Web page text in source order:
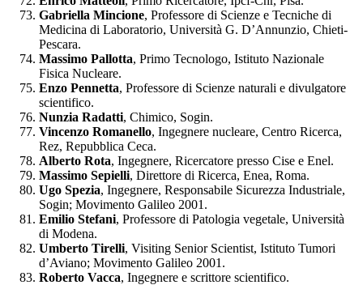
Gabriella Mincione, Professore di Scienze e Tecniche di
Medicina di Laboratorio, Università G. D’Annunzio, Chieti-
Pescara.
Massimo Pallotta, Primo Tecnologo, Istituto Nazionale
Fisica Nucleare.
Enzo Pennetta, Professore di Scienze naturali e divulgatore
scientifico.
Nunzia Radatti, Chimico, Sogin.
Vincenzo Romanello, Ingegnere nucleare, Centro Ricerca,
Rez, Repubblica Ceca.
Alberto Rota, Ingegnere, Ricercatore presso Cise e Enel.
Massimo Sepielli, Direttore di Ricerca, Enea, Roma.
Ugo Spezia, Ingegnere, Responsabile Sicurezza Industriale,
Sogin; Movimento Galileo 2001.
Emilio Stefani, Professore di Patologia vegetale, Università
di Modena.
Umberto Tirelli, Visiting Senior Scientist, Istituto Tumori
d’Aviano; Movimento Galileo 2001.
Roberto Vacca, Ingegnere e scrittore scientifico.